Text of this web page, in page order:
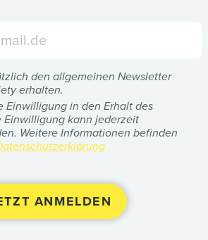
den allgemeinen Newsletter
erhalten.
Einwilligung in den Erhalt des
Einwilligung kann jederzeit
Weitere Informationen befinden